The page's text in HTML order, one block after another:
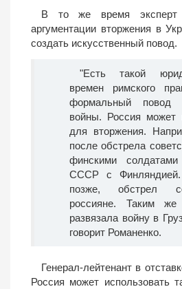
В то же время эксперт
аргументации вторжения в
создать искусственный повод.
"Есть такой
времен римского
формальный повод
войны. Россия может
для вторжения.
после обстрела
финскими
СССР с Финляндией.
позже, обстрел
россияне. Таким же
развязала войну в
говорит Романенко.
Генерал-лейтенант в
Россия может использовать